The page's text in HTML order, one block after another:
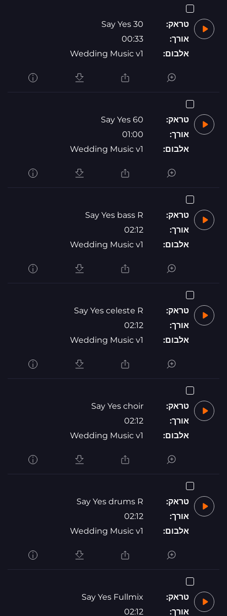
טראק:
Say Yes 30
אורך:
00:33
אלבום:
Wedding Music v1
טראק:
Say Yes 60
אורך:
01:00
אלבום:
Wedding Music v1
טראק:
Say Yes bass R
אורך:
02:12
אלבום:
Wedding Music v1
טראק:
Say Yes celeste R
אורך:
02:12
אלבום:
Wedding Music v1
טראק:
Say Yes choir
אורך:
02:12
אלבום:
Wedding Music v1
טראק:
Say Yes drums R
אורך:
02:12
אלבום:
Wedding Music v1
טראק:
Say Yes Fullmix
אורך:
02:12